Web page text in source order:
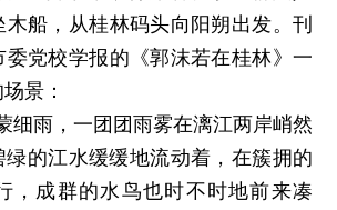
木船，从桂林码头向阳朔出发。刊
委党校学报的《郭沫若在桂林》一
景：
细雨，一团团雨雾在漓江两岸峭然
的江水缓缓地流动着，在簇拥的
，成群的水鸟也时不时地前来凑